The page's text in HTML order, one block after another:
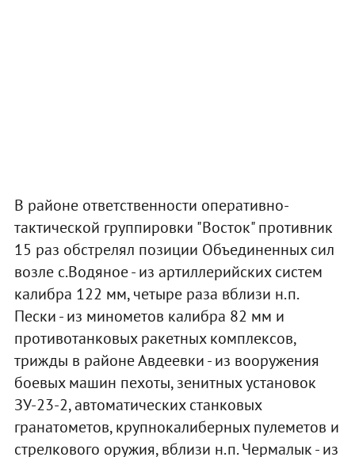
В районе ответственности оперативно-
тактической группировки "Восток" противник
15 раз обстрелял позиции Объединенных сил
возле с.Водяное - из артиллерийских систем
калибра 122 мм, четыре раза вблизи н.п.
Пески - из минометов калибра 82 мм и
противотанковых ракетных комплексов,
трижды в районе Авдеевки - из вооружения
боевых машин пехоты, зенитных установок
ЗУ-23-2, автоматических станковых
гранатометов, крупнокалиберных пулеметов и
стрелкового оружия, вблизи н.п. Чермалык - из